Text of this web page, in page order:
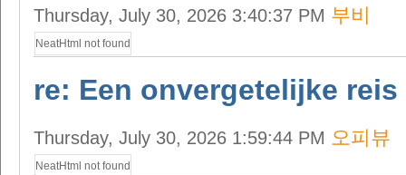
Thursday, July 30, 2026 3:40:37 PM 부비
NeatHtml not found
re: Een onvergetelijke reis
Thursday, July 30, 2026 1:59:44 PM 오피뷰
NeatHtml not found